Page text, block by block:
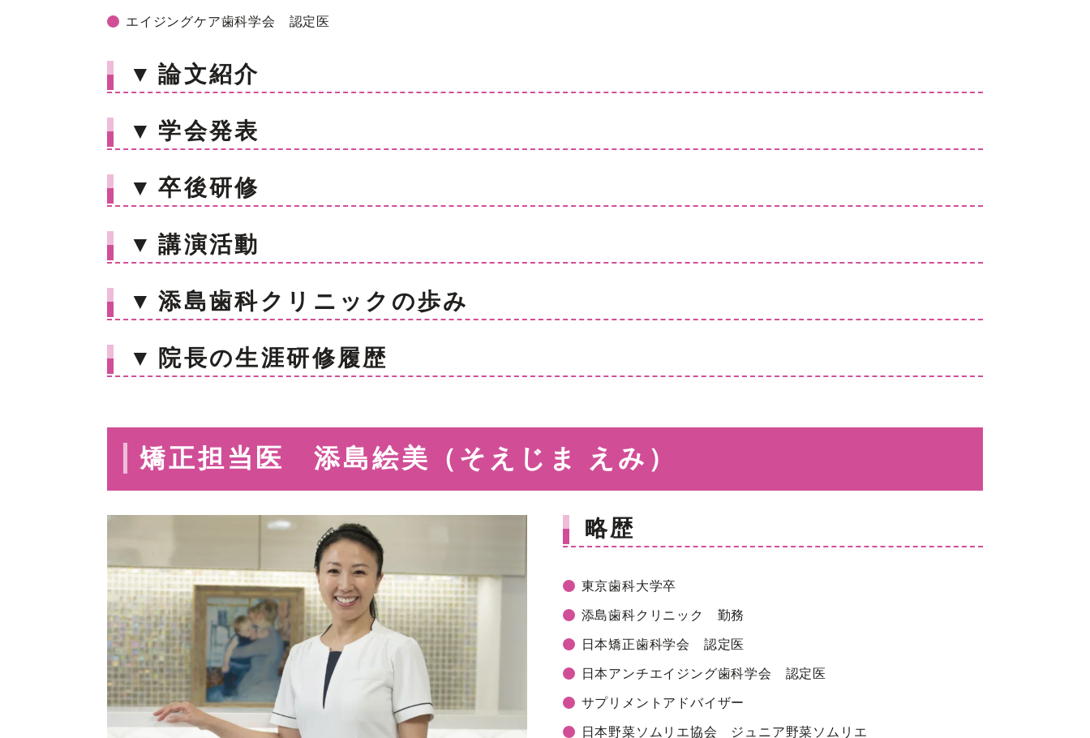
エイジングケア歯科学会 認定医
▼ 論文紹介
▼ 学会発表
▼ 卒後研修
▼ 講演活動
▼ 添島歯科クリニックの歩み
▼ 院長の生涯研修履歴
矯正担当医 添島絵美（そえじま えみ）
略歴
東京歯科大学卒
添島歯科クリニック 勤務
日本矯正歯科学会 認定医
日本アンチエイジング歯科学会 認定医
サプリメントアドバイザー
日本野菜ソムリエ協会 ジュニア野菜ソムリエ